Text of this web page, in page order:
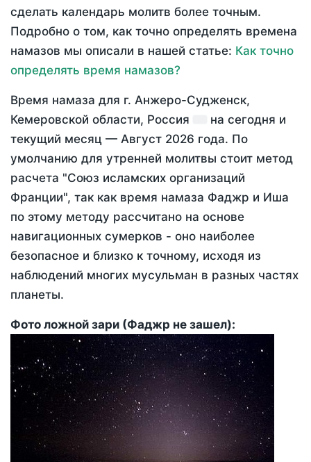
сделать календарь молитв более точным.
Подробно о том, как точно определять времена
намазов мы описали в нашей статье: Как точно
определять время намазов?
Время намаза для г. Анжеро-Судженск,
Кемеровской области, Россия
на сегодня и
текущий месяц — Август 2026 года. По
умолчанию для утренней молитвы стоит метод
расчета "Союз исламских организаций
Франции", так как время намаза Фаджр и Иша
по этому методу рассчитано на основе
навигационных сумерков - оно наиболее
безопасное и близко к точному, исходя из
наблюдений многих мусульман в разных частях
планеты.
Фото ложной зари (Фаджр не зашел):